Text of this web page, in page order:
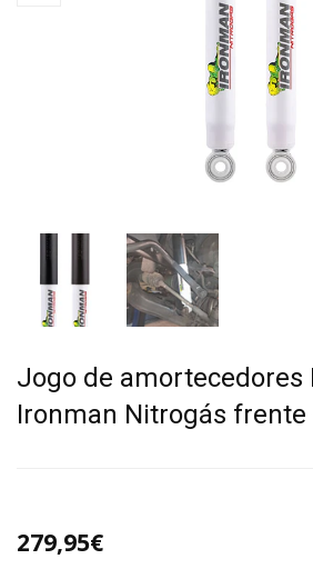
Jogo de amortecedores
Ironman Nitrogás frente
279,95€